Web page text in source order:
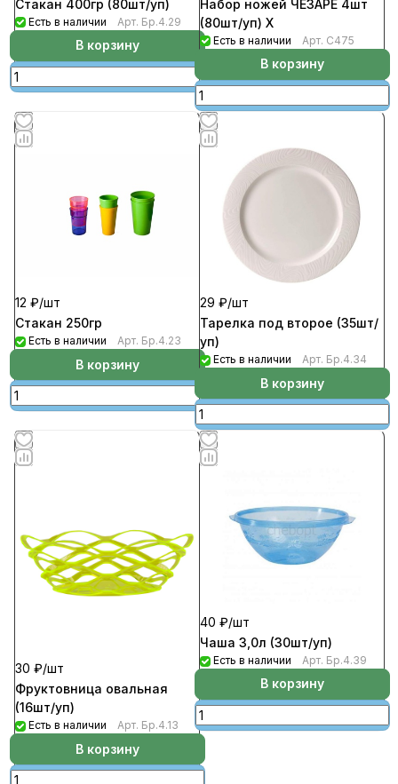
Стакан 400гр (80шт/уп)
Есть в наличии Арт. Бр.4.29
В корзину
Набор ножей ЧЕЗАРЕ 4шт
(80шт/уп) Х
Есть в наличии Арт. С475
В корзину
12 ₽/шт
Стакан 250гр
Есть в наличии Арт. Бр.4.23
В корзину
29 ₽/шт
Тарелка под второе (35шт/
уп)
Есть в наличии Арт. Бр.4.34
В корзину
30 ₽/шт
Фруктовница овальная
(16шт/уп)
Есть в наличии Арт. Бр.4.13
В корзину
40 ₽/шт
Чаша 3,0л (30шт/уп)
Есть в наличии Арт. Бр.4.39
В корзину